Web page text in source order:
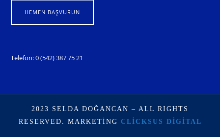
HEMEN BAŞVURUN
Telefon: 0 (542) 387 75 21
2023 SELDA DOĞANCAN – ALL RIGHTS
RESERVED. MARKETING CLICKSUS DIGITAL